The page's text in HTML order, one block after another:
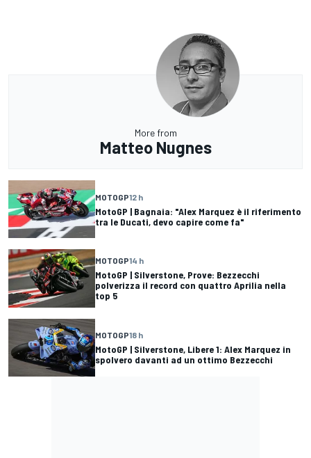
More from
Matteo Nugnes
MOTOGP12 h
MotoGP | Bagnaia: "Alex Marquez è il riferimento
tra le Ducati, devo capire come fa"
MOTOGP14 h
MotoGP | Silverstone, Prove: Bezzecchi
polverizza il record con quattro Aprilia nella
top 5
MOTOGP18 h
MotoGP | Silverstone, Libere 1: Alex Marquez in
spolvero davanti ad un ottimo Bezzecchi